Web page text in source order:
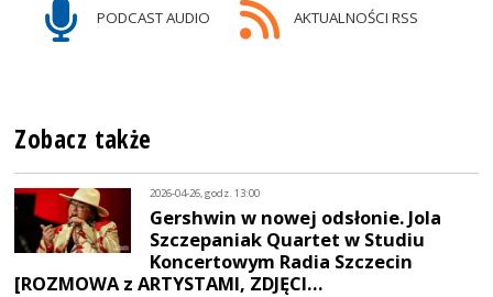
PODCAST AUDIO AKTUALNOŚCI RSS
Zobacz także
2026-04-26, godz. 13:00
Gershwin w nowej odsłonie. Jola
Szczepaniak Quartet w Studiu
Koncertowym Radia Szczecin
[ROZMOWA z ARTYSTAMI, ZDJĘCI…